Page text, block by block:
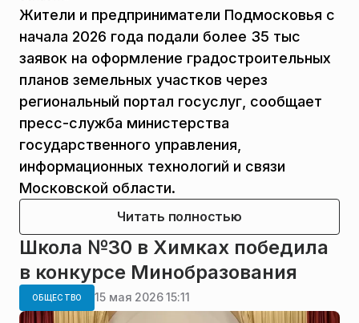
Жители и предприниматели Подмосковья с
начала 2026 года подали более 35 тыс
заявок на оформление градостроительных
планов земельных участков через
региональный портал госуслуг, сообщает
пресс-служба министерства
государственного управления,
информационных технологий и связи
Московской области.
Читать полностью
Школа №30 в Химках победила
в конкурсе Минобразования
ОБЩЕСТВО 15 мая 2026 15:11